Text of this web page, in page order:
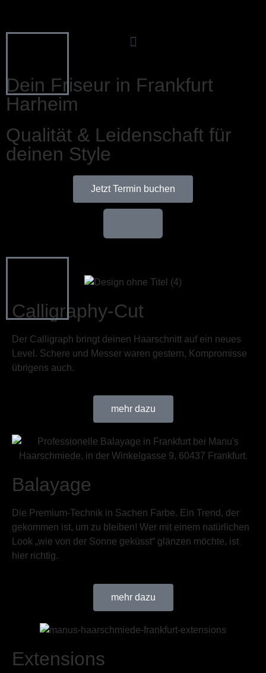
Dein Friseur in Frankfurt
Harheim
Qualität & Leidenschaft für
deinen Style
Jetzt Termin buchen
Calligraphy-Cut
Der Calligraph bringt deinen Haarschnitt auf ein neues
Level. Schere und Messer waren gestern, Kompromisse
übrigens auch.
mehr dazu
Balayage
Die Premium-Technik in Sachen Farbe. Ein Trend, der
gekommen ist, um zu bleiben! Wer mit einem natürlichen
Look „wie von der Sonne geküsst“ glänzen möchte, ist
hier richtig.
mehr dazu
Extensions